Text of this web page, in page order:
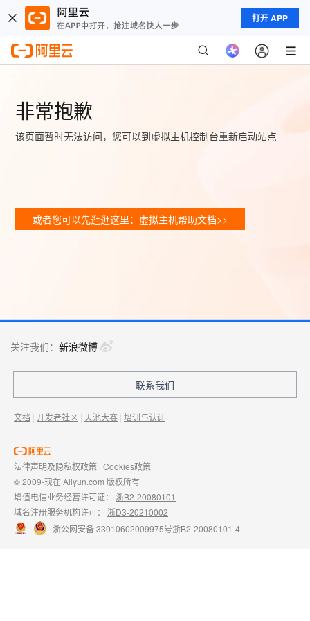
打开 APP
非常抱歉
该页面暂时无法访问，您可以到虚拟主机控制台重新启动站点
或者您可以先逛逛这里：虚拟主机帮助文档>>